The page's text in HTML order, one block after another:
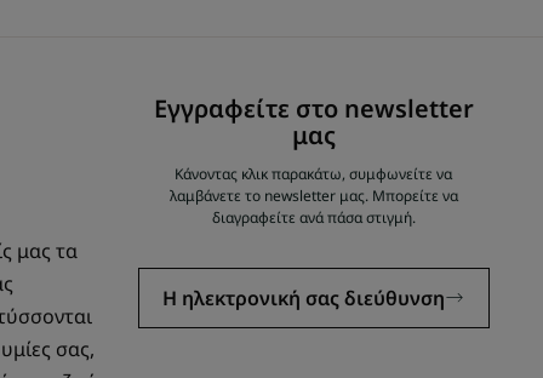
Εγγραφείτε στο newsletter
μας
Κάνοντας κλικ παρακάτω, συμφωνείτε να
λαμβάνετε το newsletter μας. Μπορείτε να
διαγραφείτε ανά πάσα στιγμή.
Η ηλεκτρονική σας διεύθυνση
μας τα
σας,